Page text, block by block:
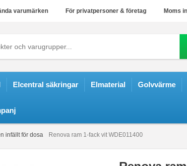
varumärken För privatpersoner & företag Moms
Elcentral säkringar Elmaterial Golvvärme
infällt för dosa Renova ram 1-fack vit WDE011400